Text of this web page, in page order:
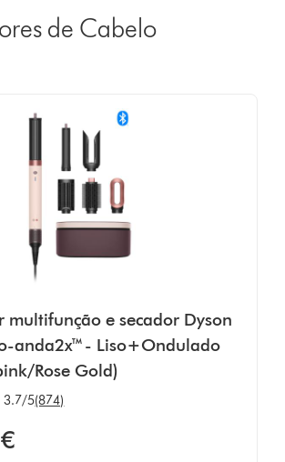
de Cabelo
multifunção e secador Dyson
anda2x™ - Liso+Ondulado
Rose Gold)
3.7/5(874)